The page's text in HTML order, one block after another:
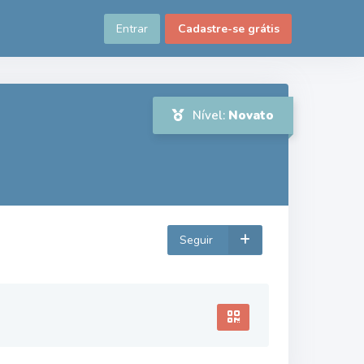
Entrar Cadastre-se grátis
Nível: Novato
Seguir